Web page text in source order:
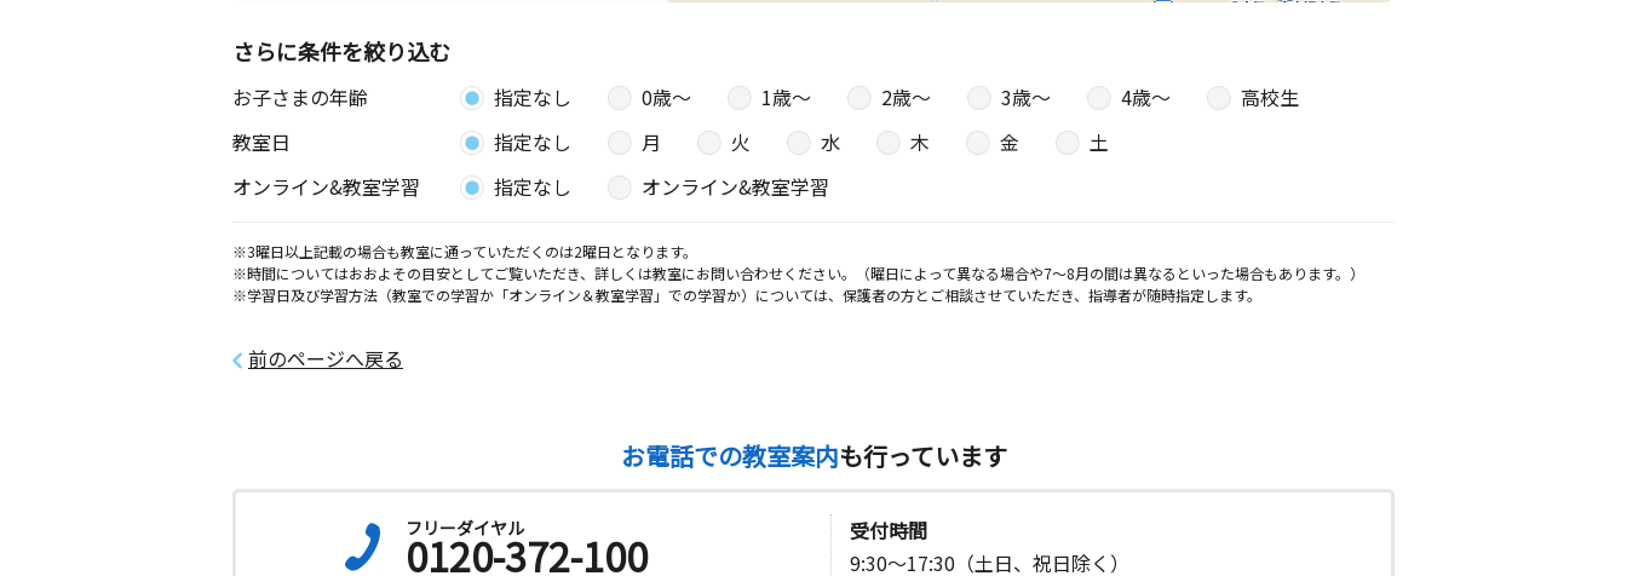
さらに条件を絞り込む
お子さまの年齢 指定なし 0歳〜 1歳〜 2歳〜 3歳〜 4歳〜
高校生
教室日
指定なし 月 火 水 木 金
土
オンライン&教室学習
指定なし オンライン&教室学習
※3曜日以上記載の場合も教室に通っていただくのは2曜日となります。
※時間についてはおおよその目安としてご覧いただき、詳しくは教室にお問い合わせください。（曜日によって異なる場合や7～8月の間は異なるといった場合もあります。）
※学習日及び学習方法（教室での学習か「オンライン＆教室学習」での学習か）については、保護者の方とご相談させていただき、指導者が随時指定します。
前のページへ戻る
お電話での教室案内も行っています
フリーダイヤル
0120-372-100
受付時間
9:30～17:30（土日、祝日除く）